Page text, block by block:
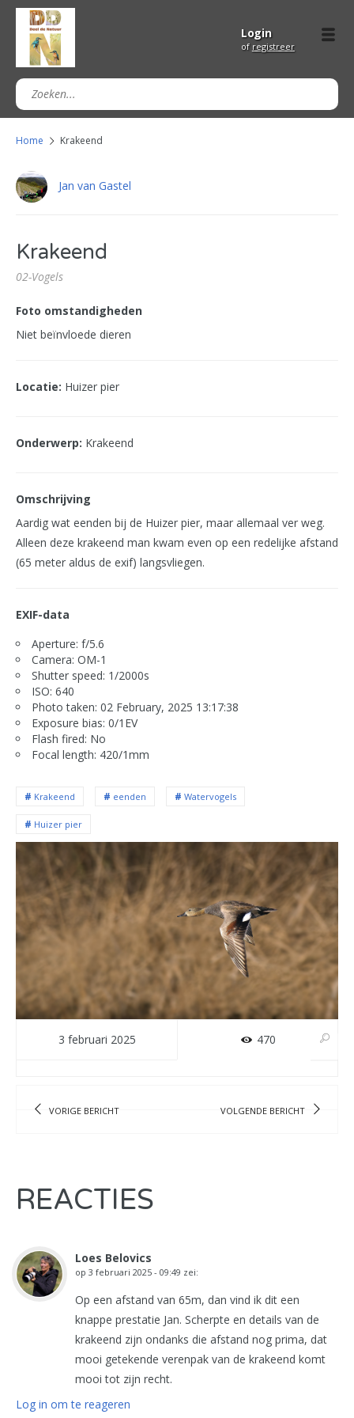
Login
of registreer
Home Krakeend
Jan van Gastel
Krakeend
02-Vogels
Foto omstandigheden
Niet beïnvloede dieren
Locatie: Huizer pier
Onderwerp: Krakeend
Omschrijving
Aardig wat eenden bij de Huizer pier, maar allemaal ver weg.
Alleen deze krakeend man kwam even op een redelijke afstand
(65 meter aldus de exif) langsvliegen.
EXIF-data
Aperture: f/5.6
Camera: OM-1
Shutter speed: 1/2000s
ISO: 640
Photo taken: 02 February, 2025 13:17:38
Exposure bias: 0/1EV
Flash fired: No
Focal length: 420/1mm
Krakeend eenden Watervogels
Huizer pier
3 februari 2025 470
VORIGE BERICHT VOLGENDE BERICHT
REACTIES
Loes Belovics
op 3 februari 2025 - 09:49 zei:
Op een afstand van 65m, dan vind ik dit een
knappe prestatie Jan. Scherpte en details van de
krakeend zijn ondanks die afstand nog prima, dat
mooi getekende verenpak van de krakeend komt
mooi tot zijn recht.
Log in om te reageren